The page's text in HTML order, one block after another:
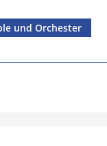
und Orchester